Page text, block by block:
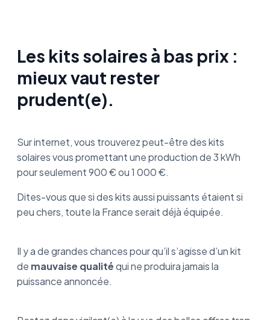
Les kits solaires à bas prix :
mieux vaut rester
prudent(e).
Sur internet, vous trouverez peut-être des kits
solaires vous promettant une production de 3 kWh
pour seulement 900 € ou 1 000 €.
Dites-vous que si des kits aussi puissants étaient si
peu chers, toute la France serait déjà équipée.
Il y a de grandes chances pour qu’il s’agisse d’un kit
de mauvaise qualitéqui ne produira jamais la
puissance annoncée.